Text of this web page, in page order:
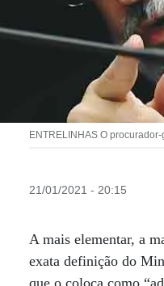
ENTRELINHAS O
21/01/2021 - 20:15
A mais elementar, a
exata definição do
que o coloca como